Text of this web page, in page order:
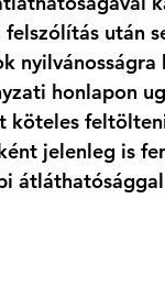
után
honlapon
köteles
jelenleg is